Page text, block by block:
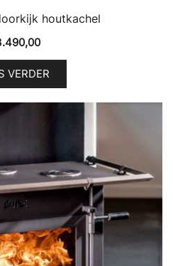
houtkachel
VERDER